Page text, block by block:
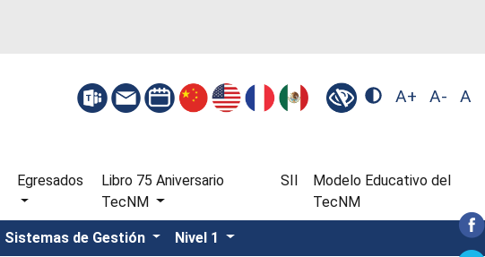
A+ A- A
Egresados
Libro 75 Aniversario
TecNM
SII
Modelo Educativo del
TecNM
Sistemas de Gestión
Nivel 1